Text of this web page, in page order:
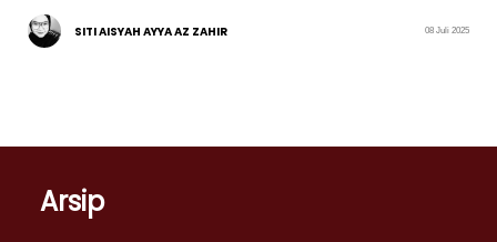
SITI AISYAH AYYA AZ ZAHIR 08 Juli 2025
Arsip